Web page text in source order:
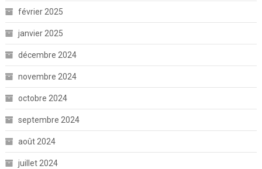
février 2025
janvier 2025
décembre 2024
novembre 2024
octobre 2024
septembre 2024
août 2024
juillet 2024